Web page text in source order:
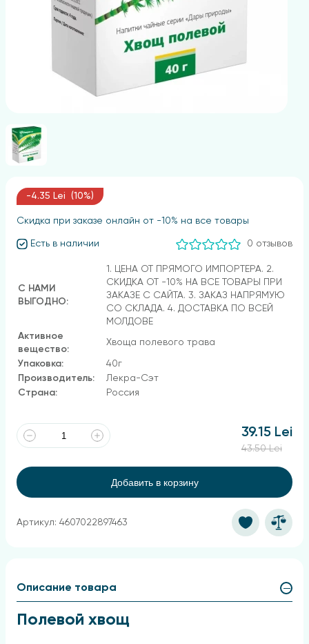
-4.35 Lei (10%)
Скидка при заказе онлайн от -10% на все товары
Есть в наличии 0 отзывов
С НАМИ
ВЫГОДНО:
1. ЦЕНА ОТ ПРЯМОГО ИМПОРТЕРА. 2.
СКИДКА ОТ -10% НА ВСЕ ТОВАРЫ ПРИ
ЗАКАЗЕ С САЙТА. 3. ЗАКАЗ НАПРЯМУЮ
СО СКЛАДА. 4. ДОСТАВКА ПО ВСЕЙ
МОЛДОВЕ
Активное
вещество:
Хвоща полевого трава
Упаковка:
40г
Производитель:
Лекра-Сэт
Страна:
Россия
39.15 Lei
43.50 Lei
Добавить в корзину
Артикул: 4607022897463
Описание товара
Полевой хвощ